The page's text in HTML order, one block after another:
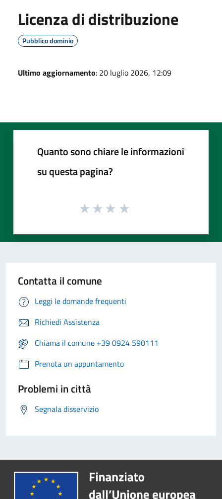
Licenza di distribuzione
Pubblico dominio
Ultimo aggiornamento: 20 luglio 2026, 12:09
Quanto sono chiare le informazioni
su questa pagina?
Contatta il comune
Leggi le domande frequenti
Richiedi Assistenza
Chiama il comune +39 0924 590111
Prenota un appuntamento
Problemi in città
Segnala disservizio